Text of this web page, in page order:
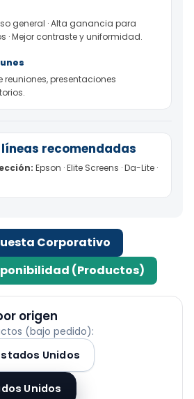
general · Alta ganancia para
· Mejor contraste y uniformidad.
presentaciones
recomendadas
Epson · Elite Screens · Da-Lite ·
Corporativo
(Productos)
origen
(bajo pedido):
Unidos
Unidos